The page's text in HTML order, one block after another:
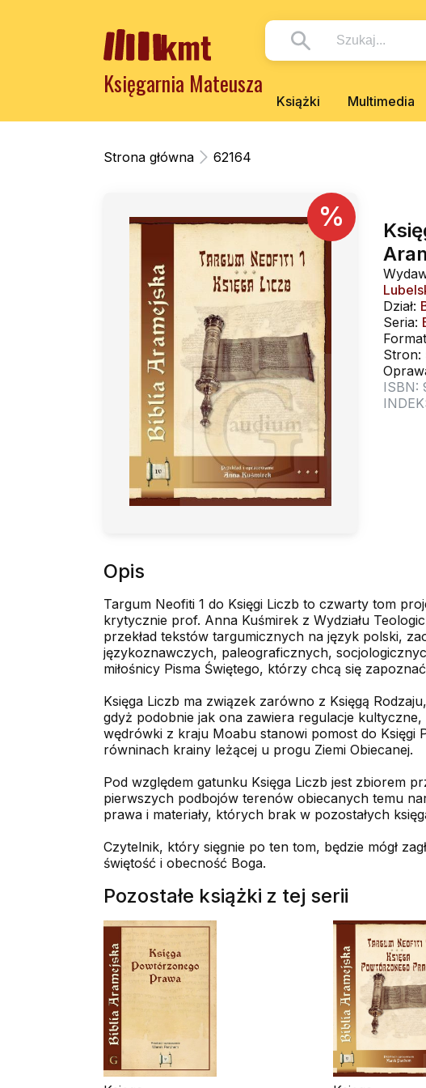
Księgarnia Mateusza
Książki Multimedia
Strona główna 62164
%
Dział:
Seria:
Stron:
ISBN:
Opis
Targum Neofiti 1 do Księgi Liczb to czwarty tom
krytycznie prof. Anna Kuśmirek z Wydziału
przekład tekstów targumicznych na język polski,
językoznawczych, paleograficz­nych,
miłośnicy Pisma Świętego, którzy chcą się
Księga Liczb ma związek zarówno z Księgą
gdyż podobnie jak ona zawiera regulacje
wędrówki z kraju Moabu stanowi pomost do Księgi
równinach krainy leżącej u progu Ziemi Obiecanej.
Pod względem gatunku Księga Liczb jest zbiorem
pierwszych podbojów terenów obiecanych temu
prawa i materiały, których brak w pozostałych
Czytelnik, który sięgnie po ten tom, będzie mógł
świętość i obecność Boga.
Pozostałe książki z tej serii